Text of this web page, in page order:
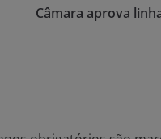
Câmara aprova